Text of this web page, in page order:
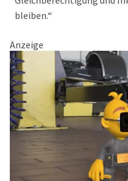
bleiben.“
Anzeige